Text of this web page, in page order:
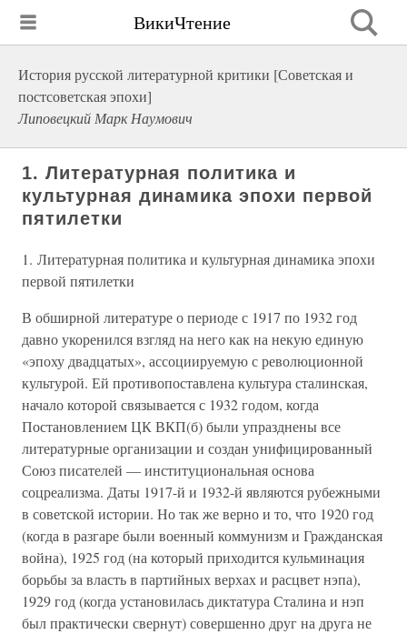
ВикиЧтение
История русской литературной критики [Советская и
постсоветская эпохи]
Липовецкий Марк Наумович
1. Литературная политика и
культурная динамика эпохи первой
пятилетки
1. Литературная политика и культурная динамика эпохи
первой пятилетки
В обширной литературе о периоде с 1917 по 1932 год
давно укоренился взгляд на него как на некую единую
«эпоху двадцатых», ассоциируемую с революционной
культурой. Ей противопоставлена культура сталинская,
начало которой связывается с 1932 годом, когда
Постановлением ЦК ВКП(б) были упразднены все
литературные организации и создан унифицированный
Союз писателей — институциональная основа
соцреализма. Даты 1917-й и 1932-й являются рубежными
в советской истории. Но так же верно и то, что 1920 год
(когда в разгаре были военный коммунизм и Гражданская
война), 1925 год (на который приходится кульминация
борьбы за власть в партийных верхах и расцвет нэпа),
1929 год (когда установилась диктатура Сталина и нэп
был практически свернут) совершенно друг на друга не